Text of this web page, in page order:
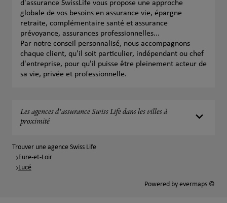
d'assurance SwissLife vous propose une approche
globale de vos besoins en assurance vie, épargne
retraite, complémentaire santé et assurance
prévoyance, assurances professionnelles...
Par notre conseil personnalisé, nous accompagnons
chaque client, qu'il soit particulier, indépendant ou chef
d'entreprise, pour qu'il puisse être pleinement acteur de
sa vie, privée et professionnelle.
Les agences d'assurance Swiss Life dans les villes à
proximité
Trouver une agence Swiss Life
Eure-et-Loir
Lucé
Powered by evermaps ©